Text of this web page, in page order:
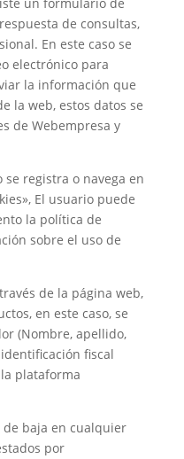
de consultas,
En este caso se
electrónico para
la información que
la web, estos datos se
de Webempresa y
se registra o navega en
El usuario puede
la política de
sobre el uso de
de la página web,
en este caso, se
(Nombre, apellido,
fiscal
la plataforma
de baja en cualquier
por